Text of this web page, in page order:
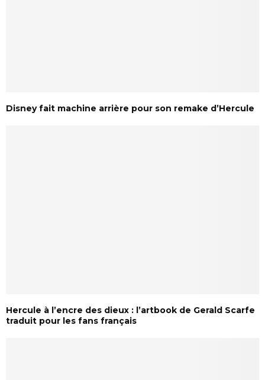
Disney fait machine arrière pour son remake d’Hercule
Hercule à l’encre des dieux : l’artbook de Gerald Scarfe
traduit pour les fans français